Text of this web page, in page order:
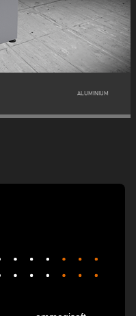
ALUMINIUM